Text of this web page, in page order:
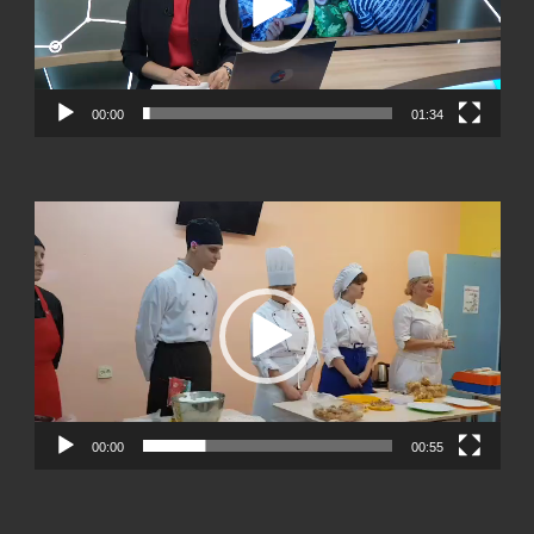
00:00 01:34
00:00 00:55